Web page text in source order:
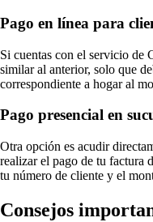
Pago en línea para
Si cuentas con el servicio de
similar al anterior, solo que
correspondiente a hogar al
Pago presencial en
Otra opción es acudir
realizar el pago de tu factura
tu número de cliente y el
Consejos